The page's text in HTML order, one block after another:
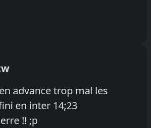
advance trop mal les
en inter 14;23
!! ;p